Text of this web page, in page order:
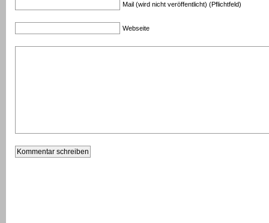
Mail (wird nicht veröffentlicht) (Pflichtfeld)
Webseite